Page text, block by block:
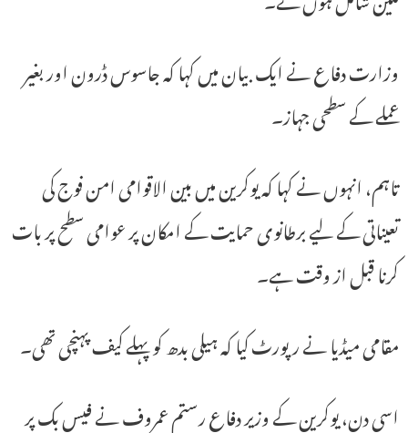
وزارت دفاع نے ایک بیان میں کہا کہ جاسوس ڈرون اور بغیر
عملے کے سطحی جہاز۔
تاہم، انہوں نے کہا کہ یوکرین میں بین الاقوامی امن فوج کی
تعیناتی کے لیے برطانوی حمایت کے امکان پر عوامی سطح پر بات
کرنا قبل از وقت ہے۔
مقامی میڈیا نے رپورٹ کیا کہ ہیلی بدھ کو پہلے کیف پہنچی تھی۔
اسی دن، یوکرین کے وزیر دفاع رستم عمروف نے فیس بک پر